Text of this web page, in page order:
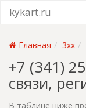
kykart.ru
Главная 3xx
+7 (341)
связи,
В таблице ниже